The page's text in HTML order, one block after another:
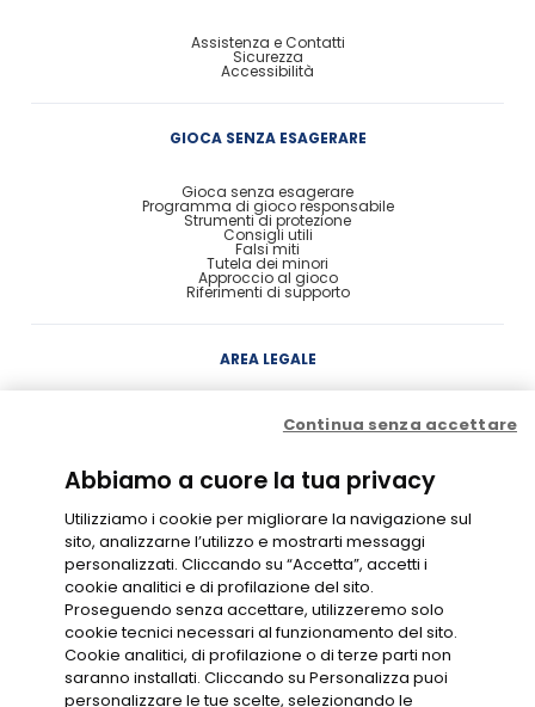
Assistenza e Contatti
Sicurezza
Accessibilità
GIOCA SENZA ESAGERARE
Gioca senza esagerare
Programma di gioco responsabile
Strumenti di protezione
Consigli utili
Falsi miti
Tutela dei minori
Approccio al gioco
Riferimenti di supporto
AREA LEGALE
Contratto di Conto Gioco
Privacy
Cookie Policy
Codice di Condotta
Gestione Cookie
GIOCO RESPONSABILE
Abbiamo a cuore la tua privacy
Utilizziamo i cookie per migliorare la navigazione sul
sito, analizzarne l’utilizzo e mostrarti messaggi
personalizzati. Cliccando su “Accetta”, accetti i
cookie analitici e di profilazione del sito.
Proseguendo senza accettare, utilizzeremo solo
cookie tecnici necessari al funzionamento del sito.
Cookie analitici, di profilazione o di terze parti non
saranno installati. Cliccando su Personalizza puoi
personalizzare le tue scelte, selezionando le
Continua senza accettare